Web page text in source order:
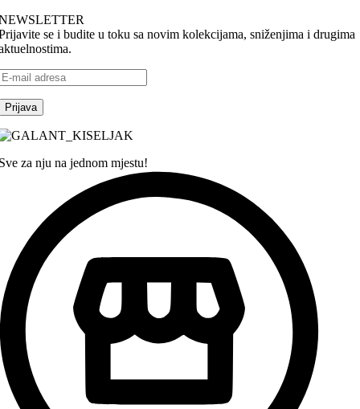
se i budite u toku sa novim kolekcijama, sniženjima i drugima
za nju na jednom mjestu!